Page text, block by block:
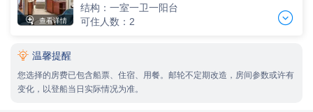
四人间
4人，人均单价
四人间
 查看详情
结构：一室一卫一阳台
可住人数：2

两人间
2人，人均单价
- +
 温馨提醒
您选择的房费已包含船票、住宿、用餐。邮轮不定期改造，房间参数或许有
变化，以登船当日实际情况为准。